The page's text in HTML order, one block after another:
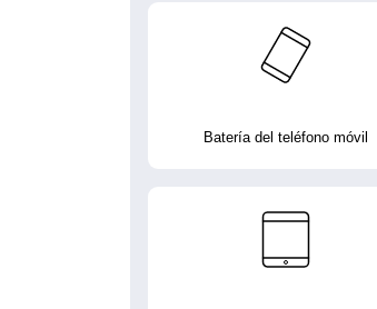
Batería del teléfono móvil